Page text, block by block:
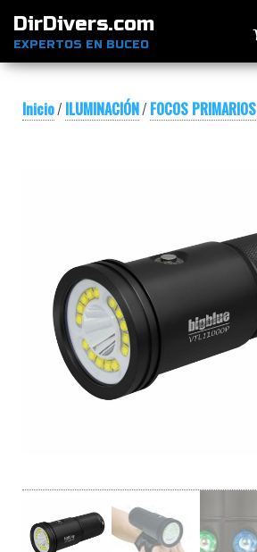
DirDivers.com
EXPERTOS EN BUCEO
Inicio/ ILUMINACIÓN/ FOCOS PRIMARIOS